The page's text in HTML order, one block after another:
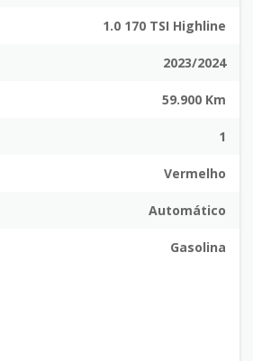
1.0 170 TSI Highline
2023/2024
59.900 Km
1
Vermelho
Automático
Gasolina